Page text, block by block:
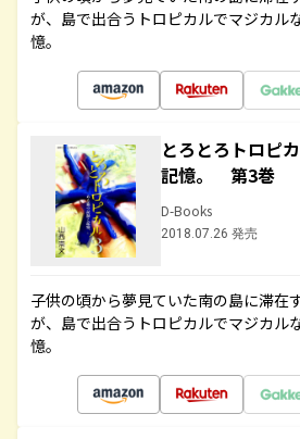
が、島で出合うトロピカルでマジカル
憶。
とろとろトロピ
記憶。 第3巻
D-Books
2018.07.26 発売
子供の頃から夢見ていた南の島に滞在
が、島で出合うトロピカルでマジカル
憶。